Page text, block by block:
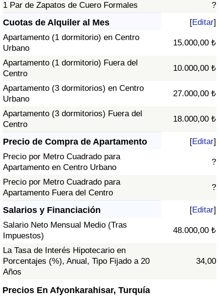
1 Par de Zapatos de Cuero Formales
?
Cuotas de Alquiler al Mes [Editar]
Apartamento (1 dormitorio) en Centro
Urbano
15.000,00 ₺
Apartamento (1 dormitorio) Fuera del
Centro
10.000,00 ₺
Apartamento (3 dormitorios) en Centro
Urbano
27.000,00 ₺
Apartamento (3 dormitorios) Fuera del
Centro
18.000,00 ₺
Precio de Compra de Apartamento [Editar]
Precio por Metro Cuadrado para
Apartamento en Centro Urbano
?
Precio por Metro Cuadrado para
Apartamento Fuera del Centro
?
Salarios y Financiación [Editar]
Salario Neto Mensual Medio (Tras
Impuestos)
48.000,00 ₺
La Tasa de Interés Hipotecario en
Porcentajes (%), Anual, Tipo Fijado a 20
Años
34,00
Precios En Afyonkarahisar, Turquía